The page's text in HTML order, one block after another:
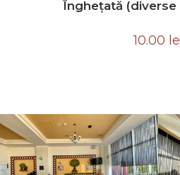
Înghețată
10.00